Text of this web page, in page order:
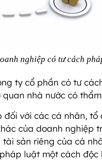
nghiệp có tư cách
ty cổ phần có tư
nhà nước có
với các cá nhân, tổ
của doanh nghiệp
sản riêng của cá
luật một cách